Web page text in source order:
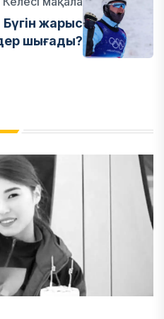
жарыс
шығады?